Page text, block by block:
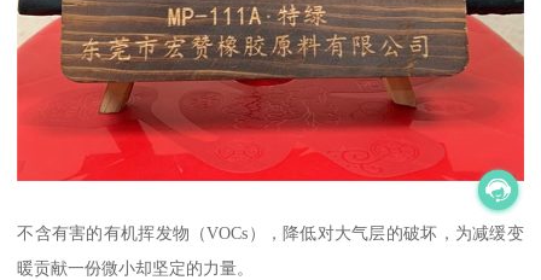
不含有害的有机挥发物（VOCs），降低对大气层的破坏，为减缓变
暖贡献一份微小却坚定的力量。